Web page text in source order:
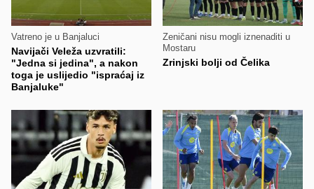
Vatreno je u Banjaluci
Navijači Veleža uzvratili:
"Jedna si jedina", a nakon
toga je uslijedio "ispraćaj iz
Banjaluke"
Zeničani nisu mogli iznenaditi u
Mostaru
Zrinjski bolji od Čelika